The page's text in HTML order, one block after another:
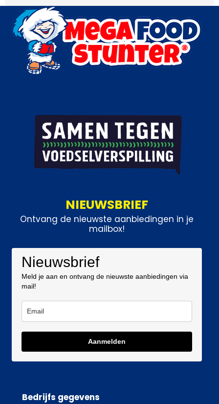
NIEUWSBRIEF
Ontvang de nieuwste aanbiedingen in je
mailbox!
Nieuwsbrief
Meld je aan en ontvang de nieuwste aanbiedingen via
mail!
Aanmelden
Bedrijfs gegevens